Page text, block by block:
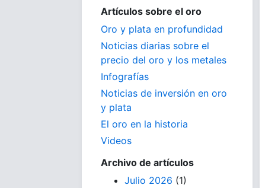
Artículos sobre el oro
Oro y plata en profundidad
Noticias diarias sobre el
precio del oro y los metales
Infografías
Noticias de inversión en oro
y plata
El oro en la historia
Videos
Archivo de artículos
Julio 2026 (1)